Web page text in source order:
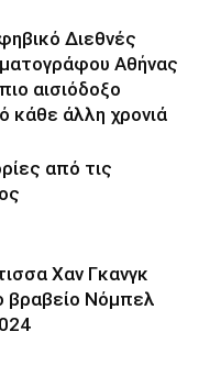
Διεθνές
Αθήνας
αισιόδοξο
κάθε άλλη χρονιά
από τις
Χαν Γκανγκ
βραβείο Νόμπελ